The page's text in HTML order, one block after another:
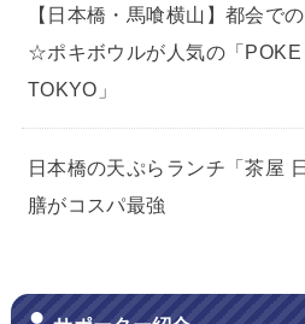
【日本橋・馬喰横山】都会で
☆ポキボウルが人気の「POKE
TOKYO」
日本橋の天ぷらランチ「茶屋
膳がコスパ最強